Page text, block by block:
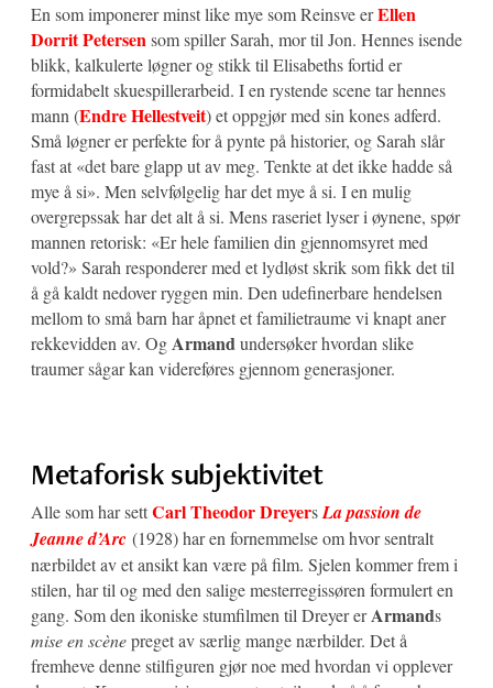
En som imponerer minst like mye som Reinsve erEllen
Dorrit Petersensom spiller Sarah, mor til Jon. Hennes isende
blikk, kalkulerte løgner og stikk til Elisabeths fortid er
formidabelt skuespillerarbeid. I en rystende scene tar hennes
mann (Endre Hellestveit) et oppgjør med sin kones adferd.
Små løgner er perfekte for å pynte på historier, og Sarah slår
fast at «det bare glapp ut av meg. Tenkte at det ikke hadde så
mye å si». Men selvfølgelig har det mye å si. I en mulig
overgrepssak har det alt å si. Mens raseriet lyser i øynene, spør
mannen retorisk: «Er hele familien din gjennomsyret med
vold?» Sarah responderer med et lydløst skrik som fikk det til
å gå kaldt nedover ryggen min. Den udefinerbare hendelsen
mellom to små barn har åpnet et familietraume vi knapt aner
rekkevidden av. OgArmandundersøker hvordan slike
traumer sågar kan videreføres gjennom generasjoner.
Metaforisk subjektivitet
Alle som har settCarl Theodor DreyersLa passion de
Jeanne d’Arc (1928) har en fornemmelse om hvor sentralt
nærbildet av et ansikt kan være på film. Sjelen kommer frem i
stilen, har til og med den salige mesterregissøren formulert en
gang. Som den ikoniske stumfilmen til Dreyer erArmands
mise en scènepreget av særlig mange nærbilder. Det å
fremheve denne stilfiguren gjør noe med hvordan vi opplever